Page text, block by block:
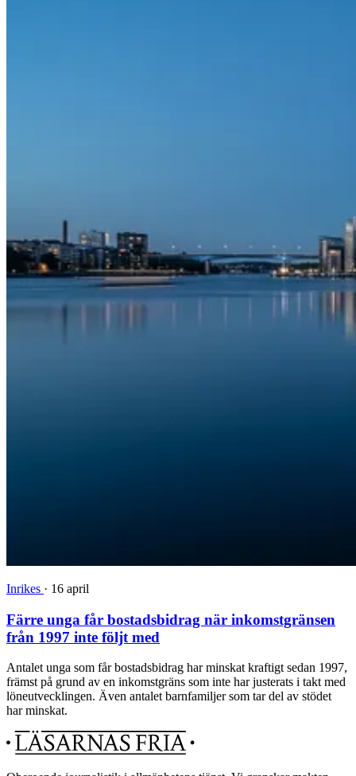
Inrikes · 16 april
Färre unga får bostadsbidrag när inkomstgränsen
från 1997 inte följt med
Antalet unga som får bostadsbidrag har minskat kraftigt sedan 1997,
främst på grund av en inkomstgräns som inte har justerats i takt med
löneutvecklingen. Även antalet barnfamiljer som tar del av stödet
har minskat.